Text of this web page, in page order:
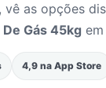
as opções
Gás 45kg em
4,9 na App Store